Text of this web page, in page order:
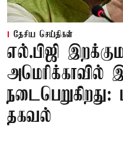
தேசிய செய்திகள்
எல்.பிஜி
அமெரிக்காவில்
நடைபெறுகிறது:
தகவல்